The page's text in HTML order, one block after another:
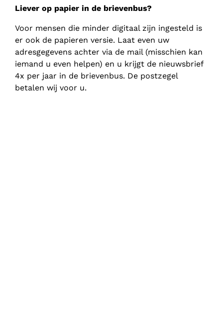
Liever op papier in de brievenbus?
Voor mensen die minder digitaal zijn ingesteld is
er ook de papieren versie. Laat even uw
adresgegevens achter via de mail (misschien kan
iemand u even helpen) en u krijgt de nieuwsbrief
4x per jaar in de brievenbus. De postzegel
betalen wij voor u.